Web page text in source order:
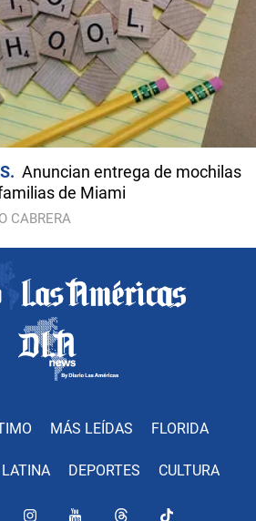
Anuncian entrega de mochilas
de Miami
CABRERA
MÁS LEÍDAS FLORIDA
DEPORTES CULTURA